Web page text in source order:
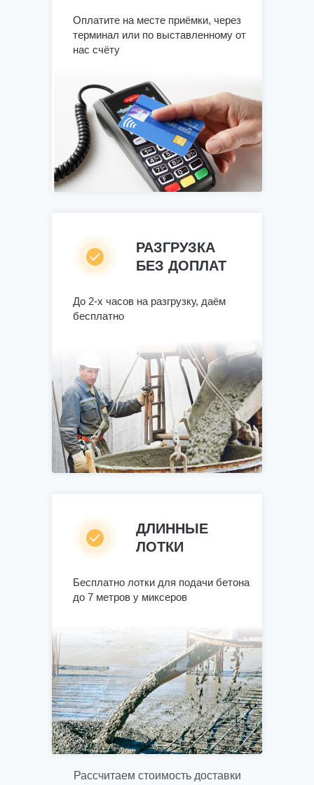
Оплатите на месте приёмки, через
терминал или по выставленному от
нас счёту
РАЗГРУЗКА
БЕЗ ДОПЛАТ
До 2-х часов на разгрузку, даём
бесплатно
ДЛИННЫЕ
ЛОТКИ
Бесплатно лотки для подачи бетона
до 7 метров у миксеров
Рассчитаем стоимость доставки